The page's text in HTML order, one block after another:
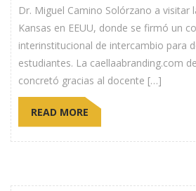
Dr. Miguel Camino Solórzano a visitar
Kansas en EEUU, donde se firmó un
interinstitucional de intercambio para
estudiantes. La caellaabranding.com
concretó gracias al docente […]
READ MORE